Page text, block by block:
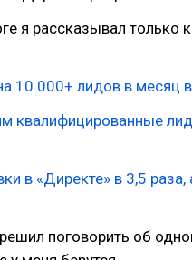
я рассказывал только
10 000+ лидов в месяц
квалифицированные
в «Директе» в 3,5
поговорить об